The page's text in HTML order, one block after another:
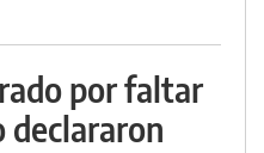
por faltar
declararon